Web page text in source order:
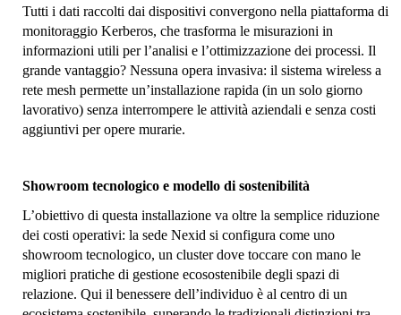
Tutti i dati raccolti dai dispositivi convergono nella piattaforma di
monitoraggio Kerberos, che trasforma le misurazioni in
informazioni utili per l’analisi e l’ottimizzazione dei processi. Il
grande vantaggio? Nessuna opera invasiva: il sistema wireless a
rete mesh permette un’installazione rapida (in un solo giorno
lavorativo) senza interrompere le attività aziendali e senza costi
aggiuntivi per opere murarie.
Showroom tecnologico e modello di sostenibilità
L’obiettivo di questa installazione va oltre la semplice riduzione
dei costi operativi: la sede Nexid si configura come uno
showroom tecnologico, un cluster dove toccare con mano le
migliori pratiche di gestione ecosostenibile degli spazi di
relazione. Qui il benessere dell’individuo è al centro di un